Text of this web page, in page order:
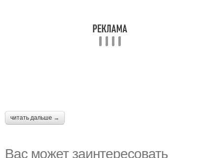
читать дальше →
Вас может заинтересовать